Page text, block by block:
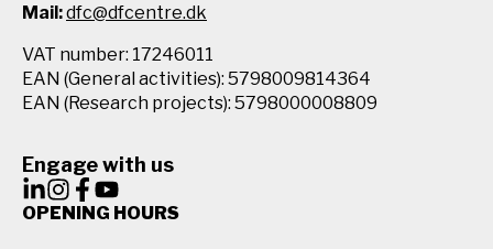
Mail:dfc@dfcentre.dk
VAT number: 17246011
EAN (General activities): 5798009814364
EAN (Research projects): 5798000008809
Engage with us
OPENING HOURS